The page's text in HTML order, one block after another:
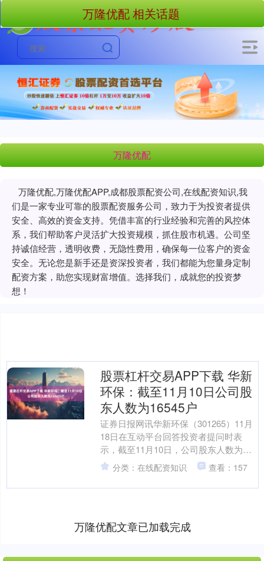
万隆优配
万隆优配,万隆优配APP,成都股票配资公司,在线配资知识,我
们是一家专业可靠的股票配资服务公司，致力于为投资者提供
安全、高效的资金支持。凭借丰富的行业经验和完善的风控体
系，我们帮助客户灵活扩大投资规模，抓住股市机遇。公司坚
持诚信经营，透明收费，无隐性费用，确保每一位客户的资金
安全。无论您是新手还是资深投资者，我们都能为您量身定制
配资方案，助您实现财富增值。选择我们，成就您的投资梦
想！
万隆优配 相关话题
股票杠杆交易APP下载 华新
环保：截至11月10日公司股
东人数为16545户
证券日报网讯华新环保（301265）11月
18日在互动平台回答投资者提问时表
示，截至11月10日，公司股东人数为
16545户。....
分类：在线配资知识 查看：157
万隆优配文章已加载完成